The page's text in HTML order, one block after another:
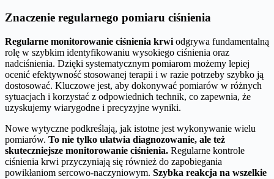
Znaczenie regularnego pomiaru ciśnienia
Regularne monitorowanie ciśnienia krwi odgrywa fundamentalną
rolę w szybkim identyfikowaniu wysokiego ciśnienia oraz
nadciśnienia. Dzięki systematycznym pomiarom możemy lepiej
ocenić efektywność stosowanej terapii i w razie potrzeby szybko ją
dostosować. Kluczowe jest, aby dokonywać pomiarów w różnych
sytuacjach i korzystać z odpowiednich technik, co zapewnia, że
uzyskujemy wiarygodne i precyzyjne wyniki.
Nowe wytyczne podkreślają, jak istotne jest wykonywanie wielu
pomiarów. To nie tylko ułatwia diagnozowanie, ale też
skuteczniejsze monitorowanie ciśnienia. Regularne kontrole
ciśnienia krwi przyczyniają się również do zapobiegania
powikłaniom sercowo-naczyniowym. Szybka reakcja na wszelkie